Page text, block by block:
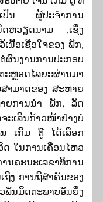
ງເປັນ ຜູ້ປະຈໍາການ
ດຫວຽດນາມ ,ເຊິ່ງ
ເນື້ອເຊື່ອໃຈຂອງ ພັກ,
ນງານການປະກອບ
ຫຼອດໄລຍະຜ່ານມາ
າມາດຂອງ ສະຫາຍ
ຍການນໍາ ພັກ, ລັດ
ເລີນກ້າວໜ້າຢ່າງບໍ່
ເກີ້ມ ຕູ໊ ໄດ້ເລືອກ
ດ ໃນການເຄື່ອນໄຫວ
ນຄະນະເລຂາທິການ
ຖິງ ການຖືສໍາຄັນຂອງ
ນມິດຕະພາບອັນຍິ່ງ